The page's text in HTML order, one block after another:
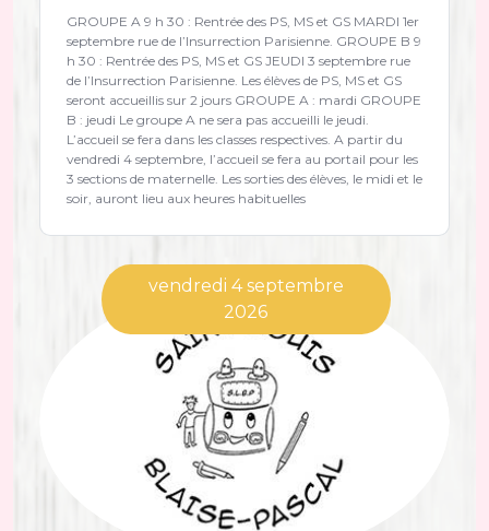
GROUPE A 9 h 30 : Rentrée des PS, MS et GS MARDI 1er
septembre rue de l’Insurrection Parisienne. GROUPE B 9
h 30 : Rentrée des PS, MS et GS JEUDI 3 septembre rue
de l’Insurrection Parisienne. Les élèves de PS, MS et GS
seront accueillis sur 2 jours GROUPE A : mardi GROUPE
B : jeudi Le groupe A ne sera pas accueilli le jeudi.
L’accueil se fera dans les classes respectives. A partir du
vendredi 4 septembre, l’accueil se fera au portail pour les
3 sections de maternelle. Les sorties des élèves, le midi et le
soir, auront lieu aux heures habituelles
vendredi 4 septembre
2026